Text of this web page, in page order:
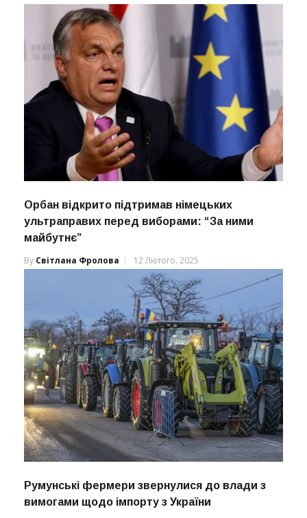
Орбан відкрито підтримав німецьких
ультраправих перед виборами: “За ними
майбутнє”
By Світлана Фролова 12 Лютого, 2025
Румунські фермери звернулися до влади з
вимогами щодо імпорту з України